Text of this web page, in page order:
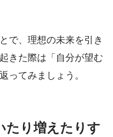
で、理想の未来を引き
きた際は「自分が望む
ってみましょう。
たり増えたりす